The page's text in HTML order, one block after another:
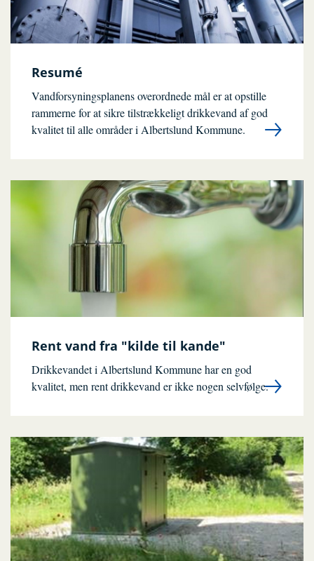
Resumé
Vandforsyningsplanens overordnede mål er at opstille
rammerne for at sikre tilstrækkeligt drikkevand af god
kvalitet til alle områder i Albertslund Kommune.
Rent vand fra "kilde til kande"
Drikkevandet i Albertslund Kommune har en god
kvalitet, men rent drikkevand er ikke nogen selvfølge.